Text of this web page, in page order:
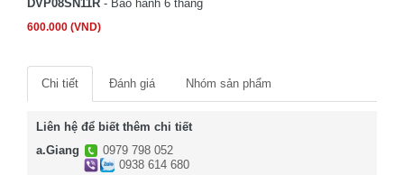
DVP08SN11R - Bảo hành 6 tháng
600.000 (VND)
Chi tiết Đánh giá Nhóm sản phẩm
Liên hệ để biết thêm chi tiết
a.Giang
0979 798 052
0938 614 680